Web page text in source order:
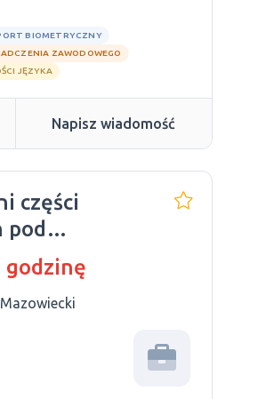
BIOMETRYCZNY
ZAWODOWEGO
JĘZYKA
Napisz wiadomość
części
pod
godzinę